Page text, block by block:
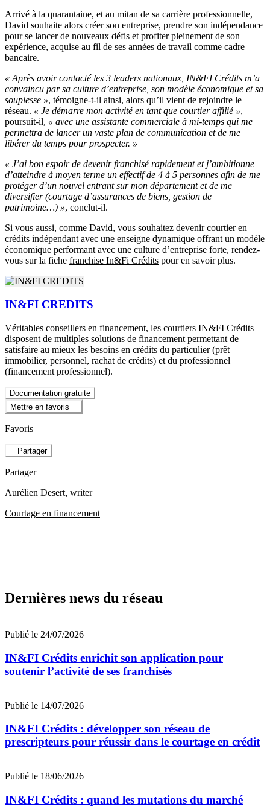
Arrivé à la quarantaine, et au mitan de sa carrière professionnelle,
David souhaite alors créer son entreprise, prendre son indépendance
pour se lancer de nouveaux défis et profiter pleinement de son
expérience, acquise au fil de ses années de travail comme cadre
bancaire.
« Après avoir contacté les 3 leaders nationaux, IN&FI Crédits m’a
convaincu par sa culture d’entreprise, son modèle économique et sa
souplesse », témoigne-t-il ainsi, alors qu’il vient de rejoindre le
réseau. « Je démarre mon activité en tant que courtier affilié »,
poursuit-il, « avec une assistante commerciale à mi-temps qui me
permettra de lancer un vaste plan de communication et de me
libérer du temps pour prospecter. »
« J’ai bon espoir de devenir franchisé rapidement et j’ambitionne
d’atteindre à moyen terme un effectif de 4 à 5 personnes afin de me
protéger d’un nouvel entrant sur mon département et de me
diversifier (courtage d’assurances de biens, gestion de
patrimoine…) », conclut-il.
Si vous aussi, comme David, vous souhaitez devenir courtier en
crédits indépendant avec une enseigne dynamique offrant un modèle
économique performant avec une culture d’entreprise forte, rendez-
vous sur la fiche franchise In&Fi Crédits pour en savoir plus.
IN&FI CREDITS
Véritables conseillers en financement, les courtiers IN&FI Crédits
disposent de multiples solutions de financement permettant de
satisfaire au mieux les besoins en crédits du particulier (prêt
immobilier, personnel, rachat de crédits) et du professionnel
(financement professionnel).
Documentation gratuite
Mettre en favoris
Favoris
Partager
Partager
Aurélien Desert, writer
Courtage en financement
Dernières news du réseau
Publié le 24/07/2026
IN&FI Crédits enrichit son application pour
soutenir l’activité de ses franchisés
Publié le 14/07/2026
IN&FI Crédits : développer son réseau de
prescripteurs pour réussir dans le courtage en crédit
Publié le 18/06/2026
IN&FI Crédits : quand les mutations du marché